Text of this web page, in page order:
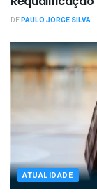
DEPAULO JORGE SILVA
ATUALIDADE